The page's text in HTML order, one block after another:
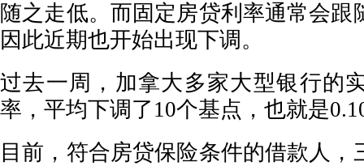
随之走低。而固定房贷利率通常会跟
因此近期也开始出现下调。
过去一周，加拿大多家大型银行的
率，平均下调了10个基点，也就是
目前，符合房贷保险条件的借款人，